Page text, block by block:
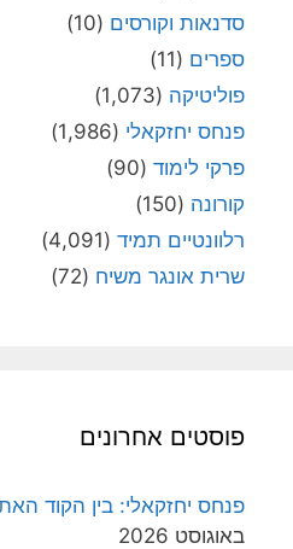
סדנאות וקורסים (10)
ספרים (11)
פוליטיקה (1,073)
פנחס יחזקאלי (1,986)
פרקי לימוד (90)
קורונה (150)
רלוונטיים תמיד (4,091)
שרית אונגר משיח (72)
פוסטים אחרונים
פנחס יחזקאלי: בין הקוד
באוגוסט 2026